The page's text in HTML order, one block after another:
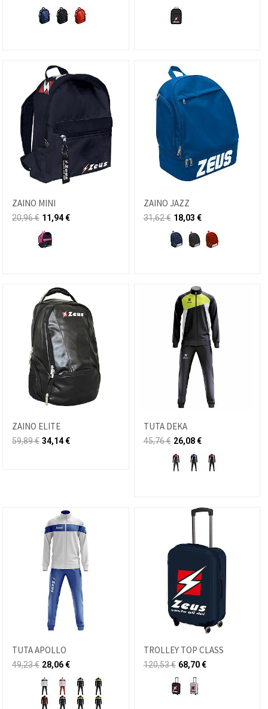
ZAINO MINI
20,96€ 11,94€
ZAINO JAZZ
31,62€ 18,03 €
ZAINO ELITE
59,89€ 34,14€
TUTA DEKA
45,76€ 26,08€
TUTA APOLLO
49,23€ 28,06€
TROLLEY TOP CLASS
120,53€ 68,70€